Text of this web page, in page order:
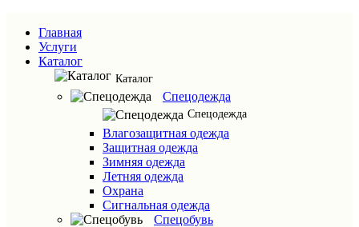
Главная
Услуги
Каталог
Каталог
Спецодежда
Спецодежда
Влагозащитная одежда
Защитная одежда
Зимняя одежда
Летняя одежда
Охрана
Сигнальная одежда
Спецобувь